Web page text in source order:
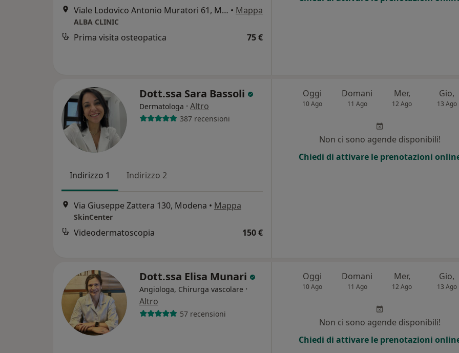
Viale Lodovico Antonio Muratori 61, Modena • Mappa
ALBA CLINIC
Prima visita osteopatica 75 €
Dott.ssa Sara Bassoli
Dermatologa · Altro
387 recensioni
Indirizzo 1 Indirizzo 2
Via Giuseppe Zattera 130, Modena • Mappa
SkinCenter
Videodermatoscopia 150 €
Oggi
10 Ago
Domani
11 Ago
Mer,
12 Ago
Gio,
13 Ago
Non ci sono agende disponibili!
Chiedi di attivare le prenotazioni
Dott.ssa Elisa Munari
Angiologa, Chirurga vascolare ·
Altro
57 recensioni
Oggi
10 Ago
Domani
11 Ago
Mer,
12 Ago
Gio,
13 Ago
Non ci sono agende disponibili!
Chiedi di attivare le prenotazioni